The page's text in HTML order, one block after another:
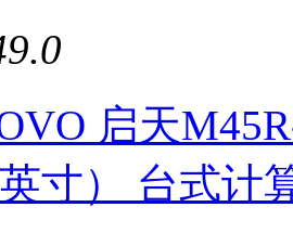
启天
寸） 台式计